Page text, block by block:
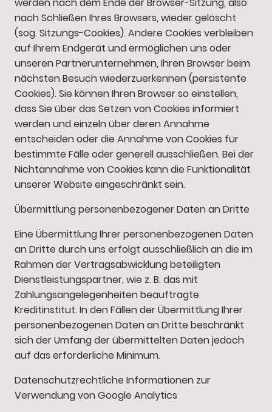
nach Schließen Ihres Browsers, wieder gelöscht
(sog. Sitzungs-Cookies). Andere Cookies verbleiben
auf Ihrem Endgerät und ermöglichen uns oder
unseren Partnerunternehmen, Ihren Browser beim
nächsten Besuch wiederzuerkennen (persistente
Cookies). Sie können Ihren Browser so einstellen,
dass Sie über das Setzen von Cookies informiert
werden und einzeln über deren Annahme
entscheiden oder die Annahme von Cookies für
bestimmte Fälle oder generell ausschließen. Bei der
Nichtannahme von Cookies kann die Funktionalität
unserer Website eingeschränkt sein.
Übermittlung personenbezogener Daten an Dritte
Eine Übermittlung Ihrer personenbezogenen Daten
an Dritte durch uns erfolgt ausschließlich an die im
Rahmen der Vertragsabwicklung beteiligten
Dienstleistungspartner, wie z. B. das mit
Zahlungsangelegenheiten beauftragte
Kreditinstitut. In den Fällen der Übermittlung Ihrer
personenbezogenen Daten an Dritte beschränkt
sich der Umfang der übermittelten Daten jedoch
auf das erforderliche Minimum.
Datenschutzrechtliche Informationen zur
Verwendung von Google Analytics